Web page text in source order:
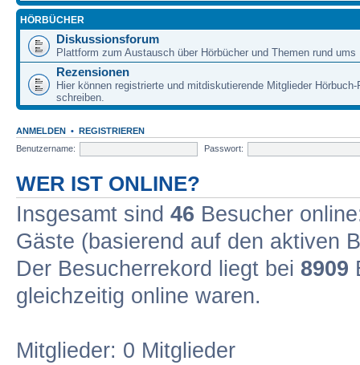
HÖRBÜCHER
Diskussionsforum
Plattform zum Austausch über Hörbücher und Themen rund ums
Rezensionen
Hier können registrierte und mitdiskutierende Mitglieder Hörbuch-
schreiben.
ANMELDEN • REGISTRIEREN
Benutzername:
Passwort:
WER IST ONLINE?
Insgesamt sind 46 Besucher
Gäste (basierend auf den aktiven
Der Besucherrekord liegt bei 8909
gleichzeitig online waren.
Mitglieder: 0 Mitglieder